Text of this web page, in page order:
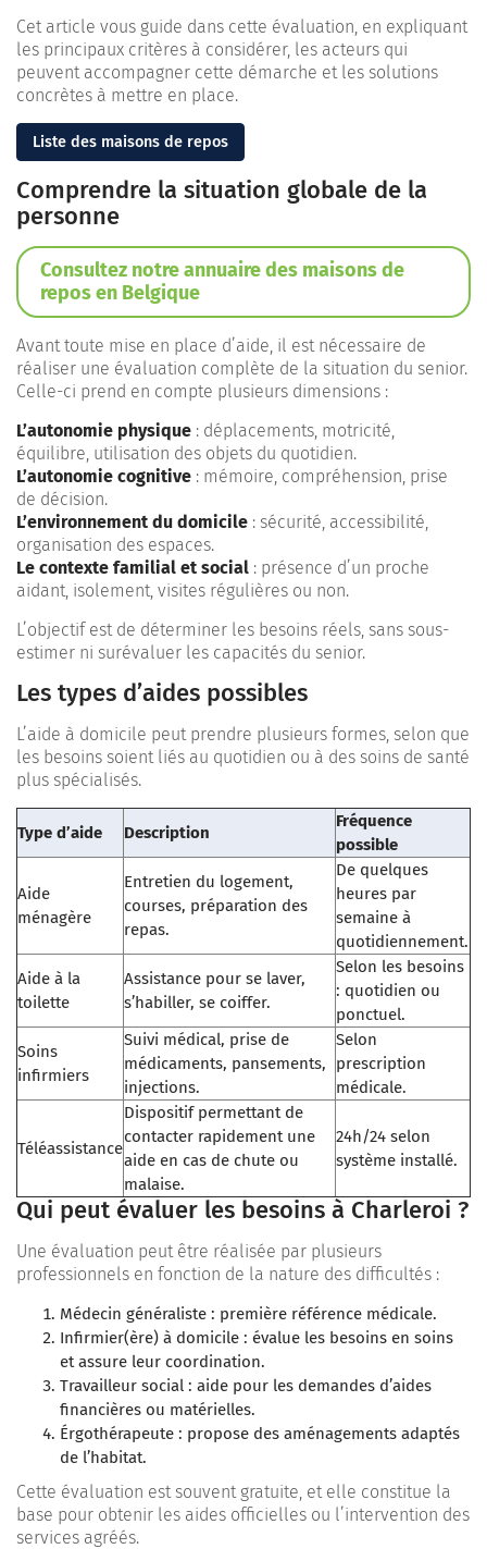
Cet article vous guide dans cette évaluation, en expliquant
les principaux critères à considérer, les acteurs qui
peuvent accompagner cette démarche et les solutions
concrètes à mettre en place.
Liste des maisons de repos
Comprendre la situation globale de la
personne
Consultez notre annuaire des maisons de
repos en Belgique
Avant toute mise en place d’aide, il est nécessaire de
réaliser une évaluation complète de la situation du senior.
Celle-ci prend en compte plusieurs dimensions :
L’autonomie physique : déplacements, motricité,
équilibre, utilisation des objets du quotidien.
L’autonomie cognitive : mémoire, compréhension, prise
de décision.
L’environnement du domicile : sécurité, accessibilité,
organisation des espaces.
Le contexte familial et social : présence d’un proche
aidant, isolement, visites régulières ou non.
L’objectif est de déterminer les besoins réels, sans sous-
estimer ni surévaluer les capacités du senior.
Les types d’aides possibles
L’aide à domicile peut prendre plusieurs formes, selon que
les besoins soient liés au quotidien ou à des soins de santé
plus spécialisés.
Type d’aide Description
Fréquence
possible
Aide
ménagère
Entretien du logement,
courses, préparation des
repas.
De quelques
heures par
semaine à
quotidiennement.
Aide à la
toilette
Assistance pour se laver,
s’habiller, se coiffer.
Selon les besoins
: quotidien ou
ponctuel.
Soins
infirmiers
Suivi médical, prise de
médicaments, pansements,
injections.
Selon
prescription
médicale.
Téléassistance
Dispositif permettant de
contacter rapidement une
aide en cas de chute ou
malaise.
24h/24 selon
système installé.
Qui peut évaluer les besoins à Charleroi ?
Une évaluation peut être réalisée par plusieurs
professionnels en fonction de la nature des difficultés :
Médecin généraliste : première référence médicale.
Infirmier(ère) à domicile : évalue les besoins en soins
et assure leur coordination.
Travailleur social : aide pour les demandes d’aides
financières ou matérielles.
Érgothérapeute : propose des aménagements adaptés
de l’habitat.
Cette évaluation est souvent gratuite, et elle constitue la
base pour obtenir les aides officielles ou l’intervention des
services agréés.